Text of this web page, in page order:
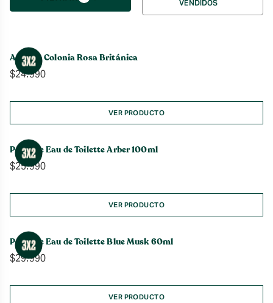
por
VENDIDOS
Agua de Colonia Rosa Británica
$24.990
VER PRODUCTO
Perfume Eau de Toilette Arber 100ml
$25.990
VER PRODUCTO
Perfume Eau de Toilette Blue Musk 60ml
$29.990
VER PRODUCTO